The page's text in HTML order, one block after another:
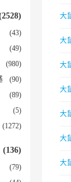
(43)
(49)
(980)
(90)
(89)
(5)
(1272)
(136)
(79)
大
大
大
大
大
大
大